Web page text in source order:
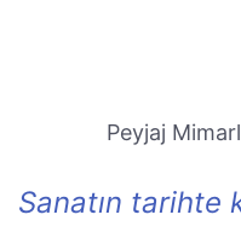
Peyjaj
Sanatın tarihte